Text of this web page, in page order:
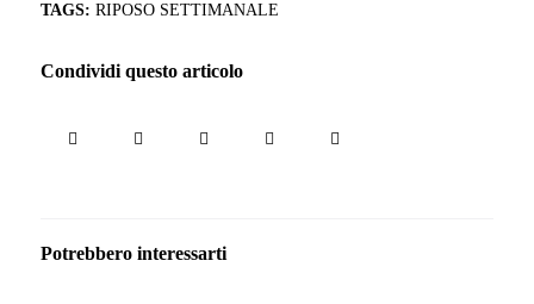
TAGS: RIPOSO SETTIMANALE
Condividi questo articolo
Potrebbero interessarti